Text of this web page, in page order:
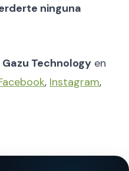
ninguna
Gazu Technology en
, Instagram,